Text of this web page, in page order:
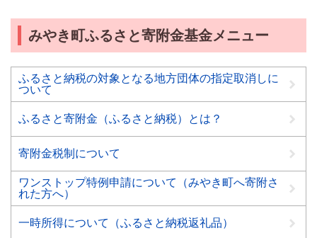
みやき町ふるさと寄附金基金メニュー
ふるさと納税の対象となる地方団体の指定取消しに
ついて
ふるさと寄附金（ふるさと納税）とは？
寄附金税制について
ワンストップ特例申請について（みやき町へ寄附さ
れた方へ）
一時所得について（ふるさと納税返礼品）